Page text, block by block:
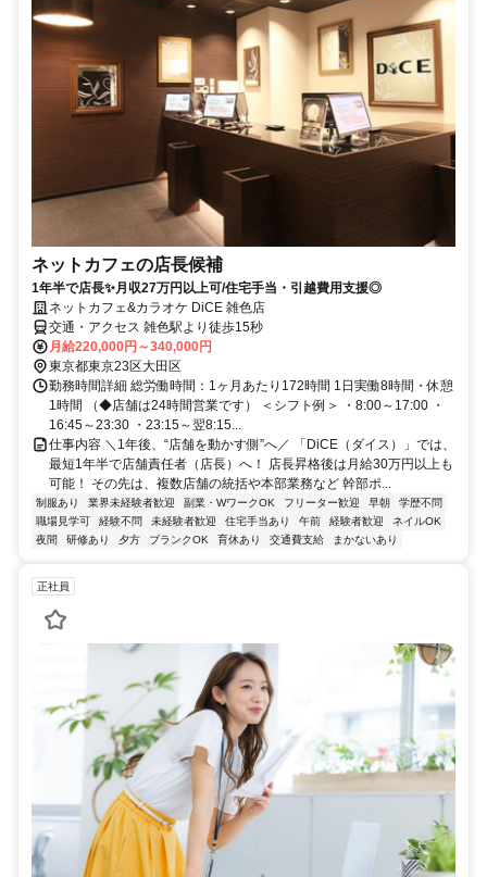
ネットカフェの店長候補
1年半で店長✨月収27万円以上可/住宅手当・引越費用支援◎
ネットカフェ&カラオケ DiCE 雑色店
交通・アクセス 雑色駅より徒歩15秒
月給220,000円～340,000円
東京都東京23区大田区
勤務時間詳細 総労働時間：1ヶ月あたり172時間 1日実働8時間・休憩
1時間 （◆店舗は24時間営業です） ＜シフト例＞ ・8:00～17:00 ・
16:45～23:30 ・23:15～翌8:15...
仕事内容 ＼1年後、“店舗を動かす側”へ／ 「DiCE（ダイス）」では、
最短1年半で店舗責任者（店長）へ！ 店長昇格後は月給30万円以上も
可能！ その先は、複数店舗の統括や本部業務など 幹部ポ...
制服あり 業界未経験者歓迎 副業・WワークOK フリーター歓迎 早朝
学歴不問
職場見学可
経験不問 未経験者歓迎 住宅手当あり 午前 経験者歓迎
ネイルOK
夜間
研修あり 夕方 ブランクOK 育休あり 交通費支給 まかないあり
正社員